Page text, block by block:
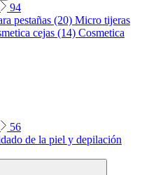
94
pestañas (20) Micro tijeras
cejas (14) Cosmetica
56
de la piel y depilación